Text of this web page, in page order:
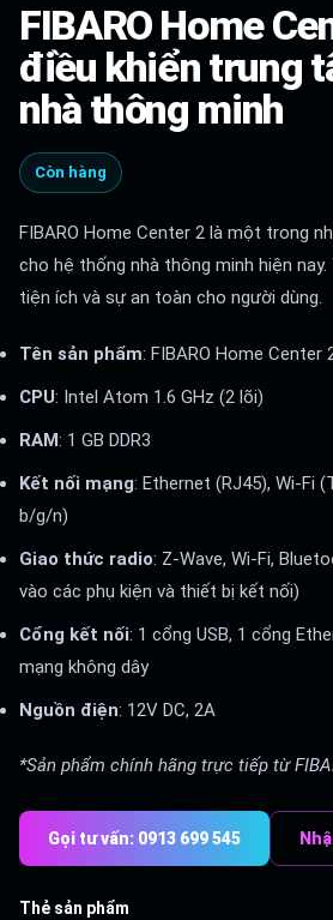
FIBARO Home
điều khiển trung
nhà thông minh
Còn hàng
FIBARO Home Center 2 là một trong
cho hệ thống nhà thông minh hiện
tiện ích và sự an toàn cho người dùng.
Tên sản phẩm: FIBARO Home Center
CPU: Intel Atom 1.6 GHz (2 lõi)
RAM: 1 GB DDR3
Kết nối mạng: Ethernet (RJ45), Wi-Fi
b/g/n)
Giao thức radio: Z-Wave, Wi-Fi,
vào các phụ kiện và thiết bị kết nối)
Cổng kết nối: 1 cổng USB, 1 cổng
mạng không dây
Nguồn điện: 12V DC, 2A
*Sản phẩm chính hãng trực tiếp từ
Gọi tư vấn: 0913 699 545
Thẻ sản phẩm